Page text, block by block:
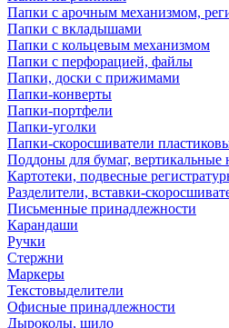
Папки с арочным механизмом,
Папки с вкладышами
Папки с кольцевым механизмом
Папки с перфорацией, файлы
Папки, доски с прижимами
Папки-конверты
Папки-портфели
Папки-уголки
Папки-скоросшиватели
Поддоны для бумаг, вертикальные
Картотеки, подвесные
Разделители, вставки-
Письменные принадлежности
Карандаши
Ручки
Стержни
Маркеры
Текстовыделители
Офисные принадлежности
Дыроколы, шило